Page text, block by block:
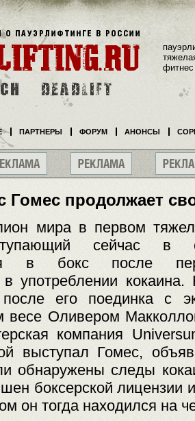
Гомес продолжает
мира в первом
сейчас в
в бокс после
употреблении
его поединка с
весе Оливером
компания
выступал Гомес,
обнаружены следы
боксерской лицензии
он тогда находился на
фитнес
ПАРТНЕРЫ ФОРУМ АНОНСЫ